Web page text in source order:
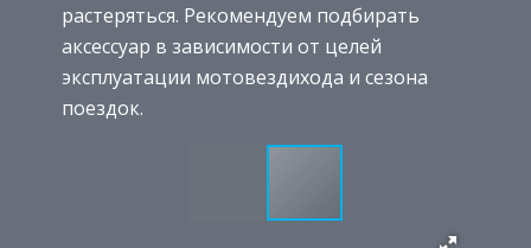
растеряться. Рекомендуем подбирать
аксессуар в зависимости от целей
эксплуатации мотовездихода и сезона
поездок.